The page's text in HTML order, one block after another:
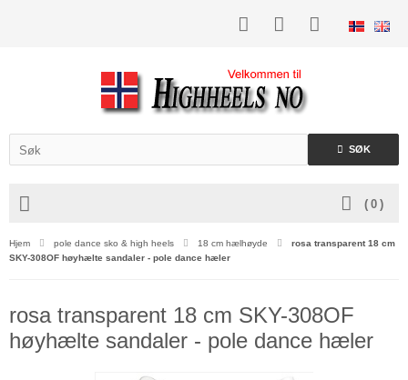
SØK
( 0 )
Hjem pole dance sko & high heels 18 cm hælhøyde
rosa transparent 18 cm
SKY-308OF høyhælte sandaler - pole dance hæler
rosa transparent 18 cm SKY-308OF
høyhælte sandaler - pole dance hæler